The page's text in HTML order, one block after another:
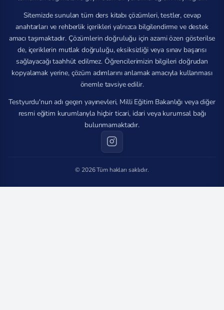
Sitemizde sunulan tüm ders kitabı çözümleri, testler, cevap
anahtarları ve rehberlik içerikleri yalnızca bilgilendirme ve destek
amacı taşımaktadır. Çözümlerin doğruluğu için azami özen gösterilse
de, içeriklerin mutlak doğruluğu, eksiksizliği veya sınav başarısı
sağlayacağı taahhüt edilmez. Öğrencilerimizin bilgileri doğrudan
kopyalamak yerine, çözüm adımlarını anlamak amacıyla kullanması
önemle tavsiye edilir.
Testyurdu'nun adı geçen yayınevleri, Milli Eğitim Bakanlığı veya diğer
resmi eğitim kurumlarıyla hiçbir ticari, idari veya kurumsal bağı
bulunmamaktadır.
© 2026 Tüm hakları saklıdır.